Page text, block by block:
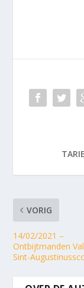
VORIG
14/02/2021 –
Ontbijtmanden
Sint-